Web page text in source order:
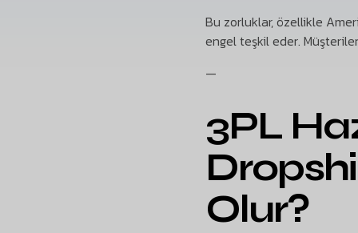
Bu zorluklar, özellikle
engel teşkil eder.
—
3PL
Olur?